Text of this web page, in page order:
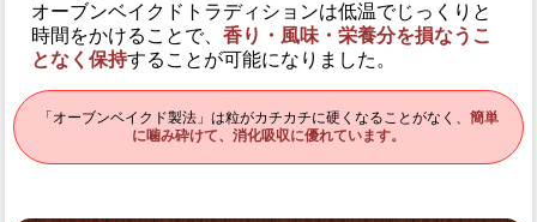
オーブンベイクドトラディションは低温でじっくりと
時間をかけることで、香り・風味・栄養分を損なうこ
となく保持することが可能になりました。
「オーブンベイクド製法」は粒がカチカチに硬くなることがなく、 簡単
に噛み砕けて、消化吸収に優れています。